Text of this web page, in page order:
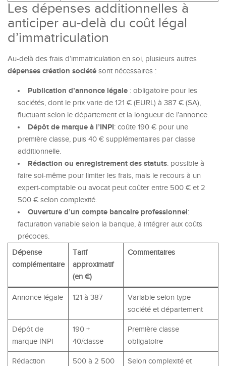
Les dépenses additionnelles à
anticiper au-delà du coût légal
d’immatriculation
Au-delà des frais d’immatriculation en soi, plusieurs autres
dépenses création société sont nécessaires :
Publication d’annonce légale : obligatoire pour les
sociétés, dont le prix varie de 121 € (EURL) à 387 € (SA),
fluctuant selon le département et la longueur de l’annonce.
Dépôt de marque à l’INPI: coûte 190 € pour une
première classe, puis 40 € supplémentaires par classe
additionnelle.
Rédaction ou enregistrement des statuts: possible à
faire soi-même pour limiter les frais, mais le recours à un
expert-comptable ou avocat peut coûter entre 500 € et 2
500 € selon complexité.
Ouverture d’un compte bancaire professionnel:
facturation variable selon la banque, à intégrer aux coûts
précoces.
Dépense
complémentaire
Tarif
approximatif
(en €)
Commentaires
Annonce légale 121 à 387
Variable selon type
société et département
Dépôt de
marque INPI
190 +
40/classe
Première classe
obligatoire
Rédaction
500 à 2 500
Selon complexité et